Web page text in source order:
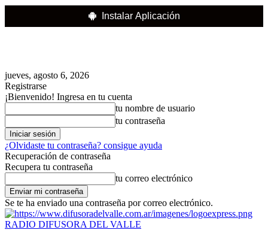
Instalar Aplicación
jueves, agosto 6, 2026
Registrarse
¡Bienvenido! Ingresa en tu cuenta
tu nombre de usuario
tu contraseña
¿Olvidaste tu contraseña? consigue ayuda
Recuperación de contraseña
Recupera tu contraseña
tu correo electrónico
Se te ha enviado una contraseña por correo electrónico.
RADIO DIFUSORA DEL VALLE